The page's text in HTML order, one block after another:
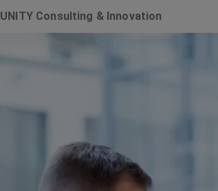
UNITY Consulting & Innovation